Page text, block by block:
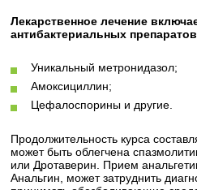
Лекарственное лечение
антибактериальных
Уникальный метронидазол;
Амоксициллин;
Цефалоспорины и другие.
Продолжительность курса
может быть облегчена
или Дротаверин. Прием
Анальгин, может затруднить